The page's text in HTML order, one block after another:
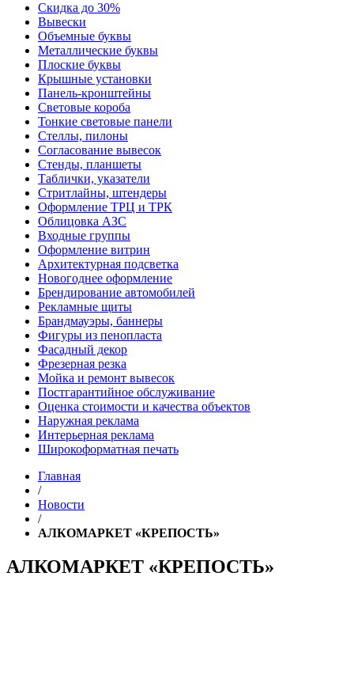
Скидка до 30%
Вывески
Объемные буквы
Металлические буквы
Плоские буквы
Крышные установки
Панель-кронштейны
Световые короба
Тонкие световые панели
Стеллы, пилоны
Согласование вывесок
Стенды, планшеты
Таблички, указатели
Стритлайны, штендеры
Оформление ТРЦ и ТРК
Облицовка АЗС
Входные группы
Оформление витрин
Архитектурная подсветка
Новогоднее оформление
Брендирование автомобилей
Рекламные щиты
Брандмауэры, баннеры
Фигуры из пенопласта
Фасадный декор
Фрезерная резка
Мойка и ремонт вывесок
Постгарантийное обслуживание
Оценка стоимости и качества объектов
Наружная реклама
Интерьерная реклама
Широкоформатная печать
Главная
/
Новости
/
АЛКОМАРКЕТ «КРЕПОСТЬ»
АЛКОМАРКЕТ «КРЕПОСТЬ»